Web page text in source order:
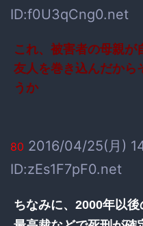
ID:f0U3qCng0.net
これ、被害者の母親が
友人を巻き込んだから
うか
80 2016/04/25(月)
ID:zEs1F7pF0.net
ちなみに、2000年以後